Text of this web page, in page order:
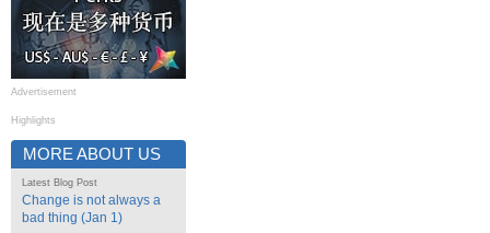
Advertisement
Highlights
MORE ABOUT US
Latest Blog Post
Change is not always a
bad thing (Jan 1)